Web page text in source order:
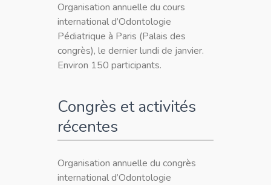
Organisation annuelle du cours
international d’Odontologie
Pédiatrique à Paris (Palais des
congrès), le dernier lundi de janvier.
Environ 150 participants.
Congrès et activités
récentes
Organisation annuelle du congrès
international d’Odontologie